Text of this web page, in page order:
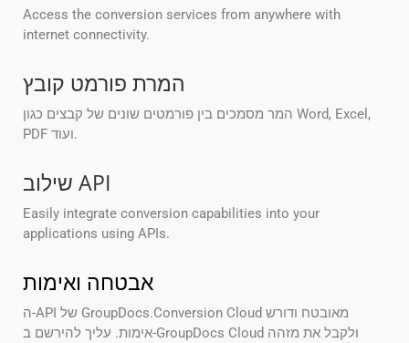
Access the conversion services from anywhere with
internet connectivity.
המרת פורמט קובץ
המר מסמכים בין פורמטים שונים של קבצים כגון Word, Excel,
PDF ועוד.
שילוב API
Easily integrate conversion capabilities into your
applications using APIs.
אבטחה ואימות
ה-API של GroupDocs.Conversion Cloud מאובטח ודורש
אימות. עליך להירשם ב-GroupDocs Cloud ולקבל את מזהה